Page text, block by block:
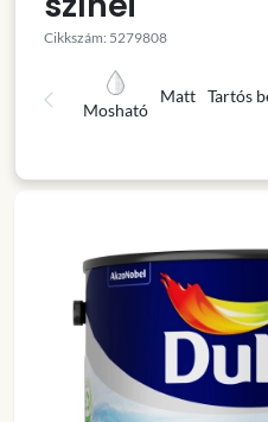
Cikkszám: 5279808
Mosható
Matt Tartós